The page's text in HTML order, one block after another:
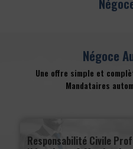
Négoce
Une offre simple et
Mandataires
Responsabilité Civile